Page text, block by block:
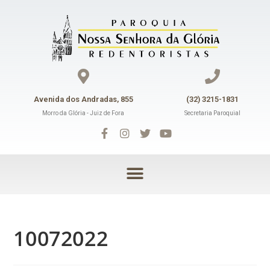
Avenida dos Andradas, 855
Morro da Glória - Juiz de Fora
(32) 3215-1831
Secretaria Paroquial
10072022